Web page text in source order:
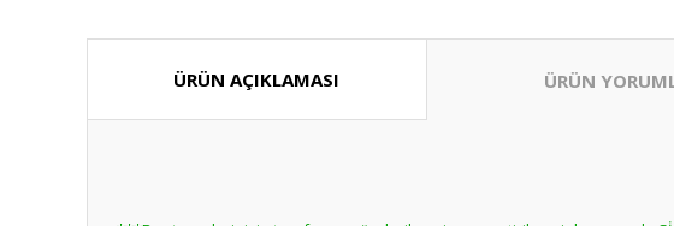
ÜRÜN AÇIKLAMASI ÜRÜN